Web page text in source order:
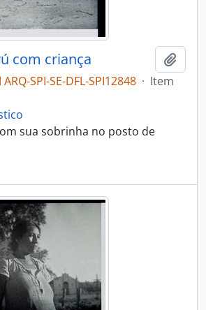
com criança
ARQ-SPI-SE-DFL-SPI12848 · Item
sua sobrinha no posto de